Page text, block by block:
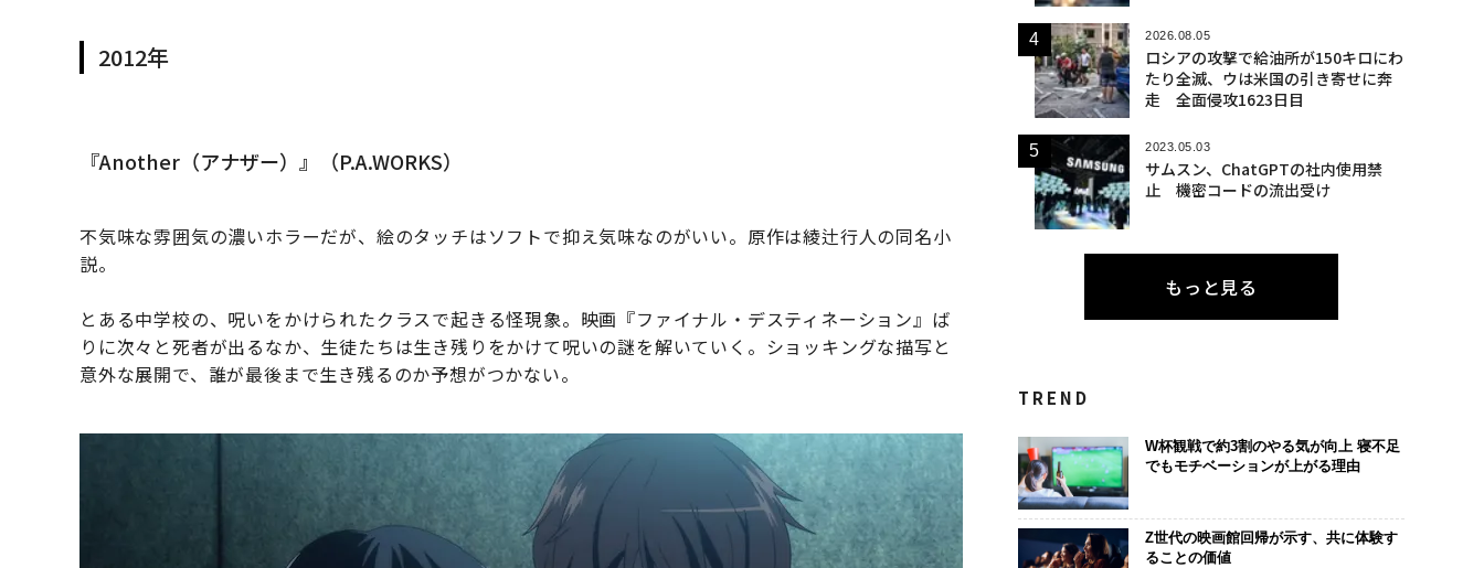
2012年
『Another（アナザー）』（P.A.WORKS）
不気味な雰囲気の濃いホラーだが、絵のタッチはソフトで抑え気味なのがいい。原作は綾辻行人の同名小
説。
とある中学校の、呪いをかけられたクラスで起きる怪現象。映画『ファイナル・デスティネーション』ば
りに次々と死者が出るなか、生徒たちは生き残りをかけて呪いの謎を解いていく。ショッキングな描写と
意外な展開で、誰が最後まで生き残るのか予想がつかない。
2026.08.05
ロシアの攻撃で給油所が150キロにわ
たり全滅、ウは米国の引き寄せに奔
走 全面侵攻1623日目
2023.05.03
サムスン、ChatGPTの社内使用禁
止 機密コードの流出受け
もっと見る
TREND
W杯観戦で約3割のやる気が向上 寝不足
でもモチベーションが上がる理由
Z世代の映画館回帰が示す、共に体験す
ることの価値